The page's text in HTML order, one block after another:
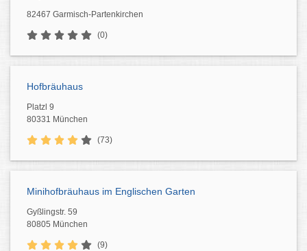
82467 Garmisch-Partenkirchen
(0)
Hofbräuhaus
Platzl 9
80331 München
(73)
Minihofbräuhaus im Englischen Garten
Gyßlingstr. 59
80805 München
(9)